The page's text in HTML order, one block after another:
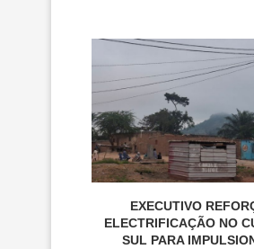
EXECUTIVO
ELECTRIFICAÇÃO NO
SUL PARA